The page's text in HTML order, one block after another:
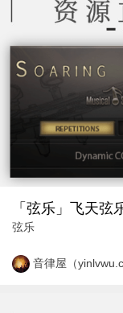
「弦乐」飞天弦
弦乐
音律屋（